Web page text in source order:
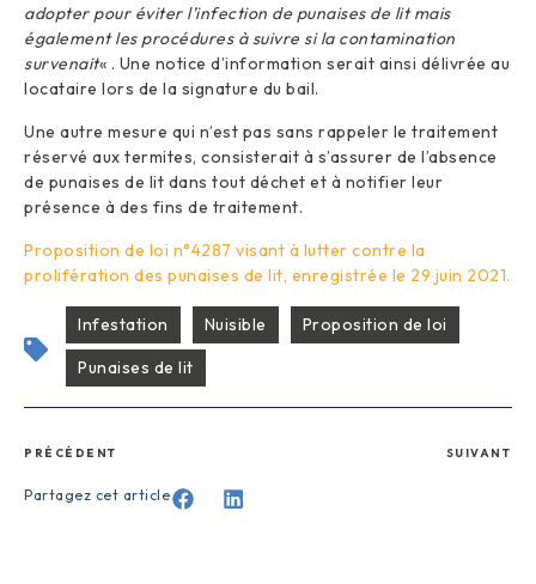
adopter pour éviter l’infection de punaises de lit mais
également les procédures à suivre si la contamination
survenait« . Une notice d’information serait ainsi délivrée au
locataire lors de la signature du bail.
Une autre mesure qui n’est pas sans rappeler le traitement
réservé aux termites, consisterait à s’assurer de l’absence
de punaises de lit dans tout déchet et à notifier leur
présence à des fins de traitement.
Proposition de loi n°4287 visant à lutter contre la
prolifération des punaises de lit, enregistrée le 29 juin 2021.
Infestation Nuisible
Proposition de loi
Punaises de lit
PRÉCÉDENT SUIVANT
Partagez cet article